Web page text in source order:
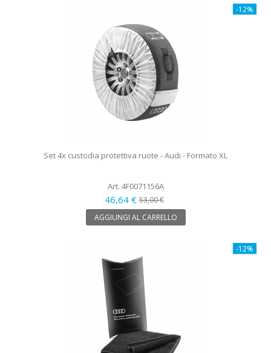
-12%
Set 4x custodia protettiva ruote - Audi - Formato XL
Art. 4F0071156A
46,64 €53,00 €
AGGIUNGI AL CARRELLO
-12%